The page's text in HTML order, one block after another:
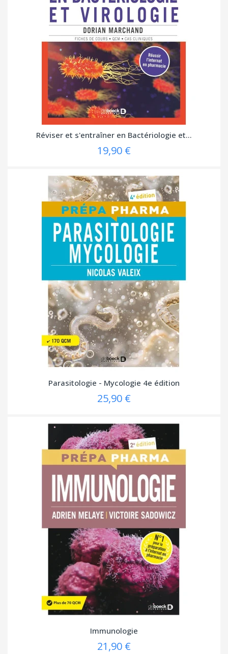
Réviser et s'entraîner en Bactériologie et...
19,90 €
Parasitologie - Mycologie 4e édition
25,90 €
Immunologie
21,90 €